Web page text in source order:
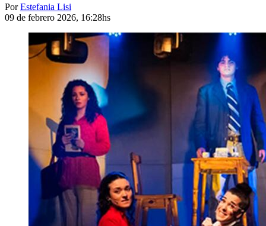
PorEstefania Lisi
09 de febrero 2026, 16:28hs